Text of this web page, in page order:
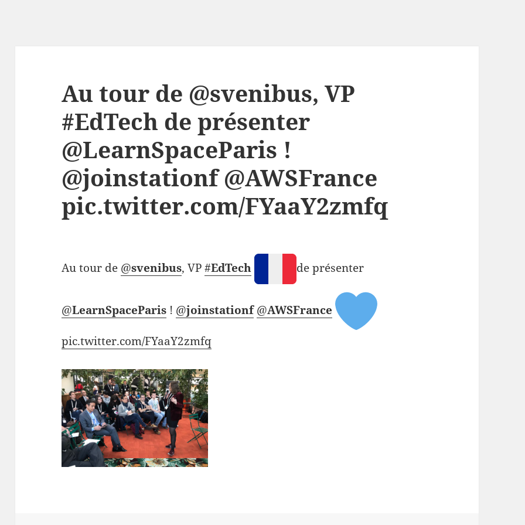
Au tour de @svenibus, VP
#EdTech de présenter
@LearnSpaceParis !
@joinstationf @AWSFrance
pic.twitter.com/FYaaY2zmfq
Au tour de @svenibus, VP#EdTech de présenter
@LearnSpaceParis ! @joinstationf @AWSFrance
pic.twitter.com/FYaaY2zmfq